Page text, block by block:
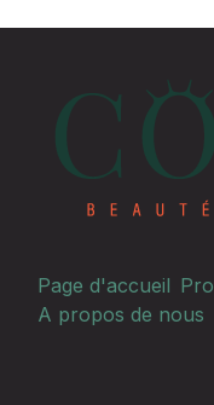
Page d'accueil
A propos de nous